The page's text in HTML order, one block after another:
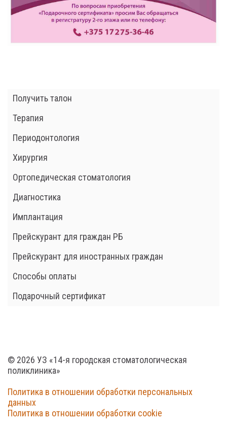
Получить талон
Терапия
Периодонтология
Хирургия
Ортопедическая стоматология
Диагностика
Имплантация
Прейскурант для граждан РБ
Прейскурант для иностранных граждан
Способы оплаты
Подарочный сертификат
© 2026 УЗ «14-я городская стоматологическая
поликлиника»
Политика в отношении обработки персональных
данных
Политика в отношении обработки cookie